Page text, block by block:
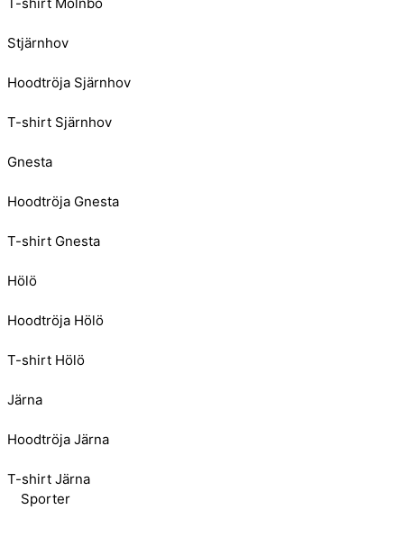
Stjärnhov
Hoodtröja Sjärnhov
T-shirt Sjärnhov
Gnesta
Hoodtröja Gnesta
T-shirt Gnesta
Hölö
Hoodtröja Hölö
T-shirt Hölö
Järna
Hoodtröja Järna
T-shirt Järna
Sporter